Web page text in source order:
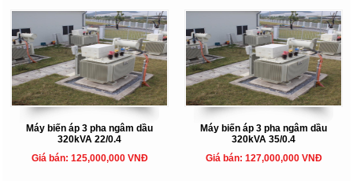
Máy biến áp 3 pha ngâm dầu
320kVA 22/0.4
Giá bán: 125,000,000 VNĐ
Máy biến áp 3 pha ngâm dầu
320kVA 35/0.4
Giá bán: 127,000,000 VNĐ